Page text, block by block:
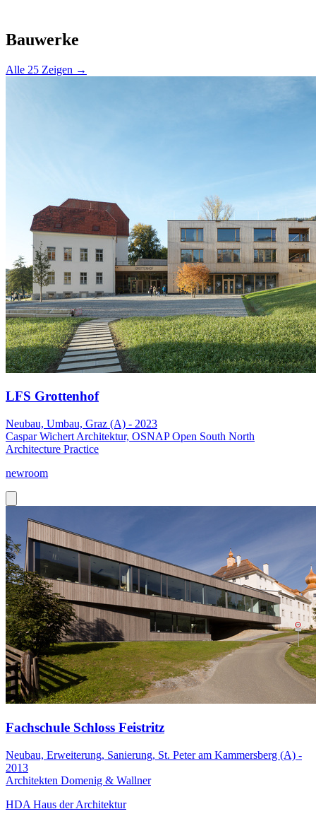
Bauwerke
Alle 25 Zeigen →
LFS Grottenhof
Neubau, Umbau, Graz (A) - 2023
Caspar Wichert Architektur, OSNAP Open South North
Architecture Practice
newroom
Fachschule Schloss Feistritz
Neubau, Erweiterung, Sanierung, St. Peter am Kammersberg (A) -
2013
Architekten Domenig & Wallner
HDA Haus der Architektur